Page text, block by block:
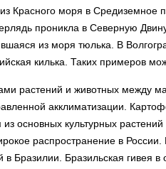
Красного моря в
проникла в Северную
из моря тюлька. В
килька. Таких примеров
растений и животных между
акклиматизации.
основных культурных
распространение в
в Бразилии. Бразильская гивея